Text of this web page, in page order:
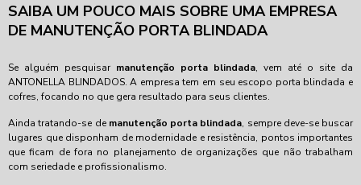
SAIBA UM POUCO MAIS SOBRE UMA EMPRESA
DE MANUTENÇÃO PORTA BLINDADA
Se alguém pesquisar manutenção porta blindada, vem até o site da
ANTONELLA BLINDADOS. A empresa tem em seu escopo porta blindada e
cofres, focando no que gera resultado para seus clientes.
Ainda tratando-se de manutenção porta blindada, sempre deve-se buscar
lugares que disponham de modernidade e resistência, pontos importantes
que ficam de fora no planejamento de organizações que não trabalham
com seriedade e profissionalismo.